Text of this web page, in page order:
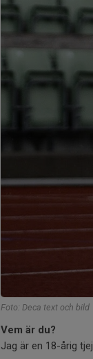
Foto: Deca text och bild
Vem är du?
Jag är en 18-årig